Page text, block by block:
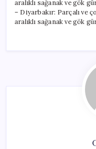
aralıklı sağanak ve gök
– Diyarbakır: Parçalı ve
aralıklı sağanak ve gök